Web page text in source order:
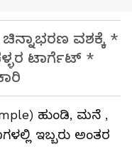
ವಶಕ್ಕೆ *
ಟಾರ್ಗೆಟ್‌ *
ಹುಂಡಿ, ಮನೆ ,
ಇಬ್ಬರು ಅಂತರ